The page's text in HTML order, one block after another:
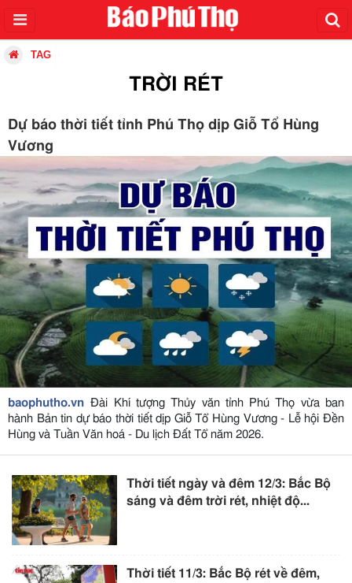
TAG
TRỜI RÉT
Dự báo thời tiết tỉnh Phú Thọ dịp Giỗ Tổ Hùng
Vương
baophutho.vn Đài Khí tượng Thủy văn tỉnh Phú Thọ vừa ban
hành Bản tin dự báo thời tiết dịp Giỗ Tổ Hùng Vương - Lễ hội Đền
Hùng và Tuần Văn hoá - Du lịch Đất Tổ năm 2026.
Thời tiết ngày và đêm 12/3: Bắc Bộ
sáng và đêm trời rét, nhiệt độ...
Thời tiết 11/3: Bắc Bộ rét về đêm,